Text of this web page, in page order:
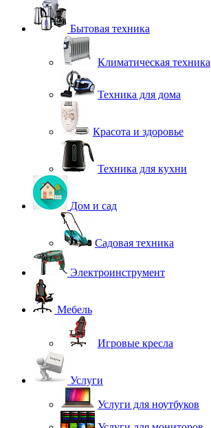
Бытовая техника
Климатическая техника
Техника для дома
Красота и здоровье
Техника для кухни
Дом и сад
Садовая техника
Электроинструмент
Мебель
Игровые кресла
Услуги
Услуги для ноутбуков